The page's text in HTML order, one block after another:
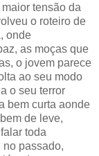
tensão da
o roteiro de
onde
as moças que
o jovem parece
ao seu modo
o seu terror
bem curta aonde
de leve,
toda
passado,